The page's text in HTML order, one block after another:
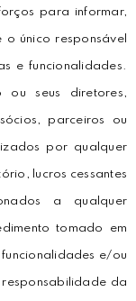
para informar,
único responsável
e funcionalidades.
ou seus diretores,
parceiros ou
por qualquer
lucros cessantes
a qualquer
tomado em
e/ou
da